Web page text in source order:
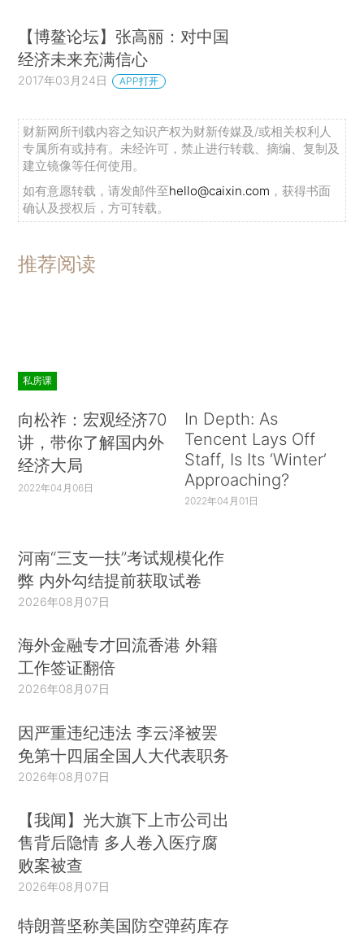
【博鳌论坛】张高丽：对中国
经济未来充满信心
2017年03月24日 APP打开
财新网所刊载内容之知识产权为财新传媒及/或相关权利人
专属所有或持有。未经许可，禁止进行转载、摘编、复制及
建立镜像等任何使用。
如有意愿转载，请发邮件至hello@caixin.com ，获得书面
确认及授权后，方可转载。
推荐阅读
私房课
向松祚：宏观经济70
讲，带你了解国内外
经济大局
2022年04月06日
In Depth: As
Tencent Lays Off
Staff, Is Its ‘Winter’
Approaching?
2022年04月01日
河南“三支一扶”考试规模化作
弊 内外勾结提前获取试卷
2026年08月07日
海外金融专才回流香港 外籍
工作签证翻倍
2026年08月07日
因严重违纪违法 李云泽被罢
免第十四届全国人大代表职务
2026年08月07日
【我闻】光大旗下上市公司出
售背后隐情 多人卷入医疗腐
败案被查
2026年08月07日
特朗普坚称美国防空弹药库存